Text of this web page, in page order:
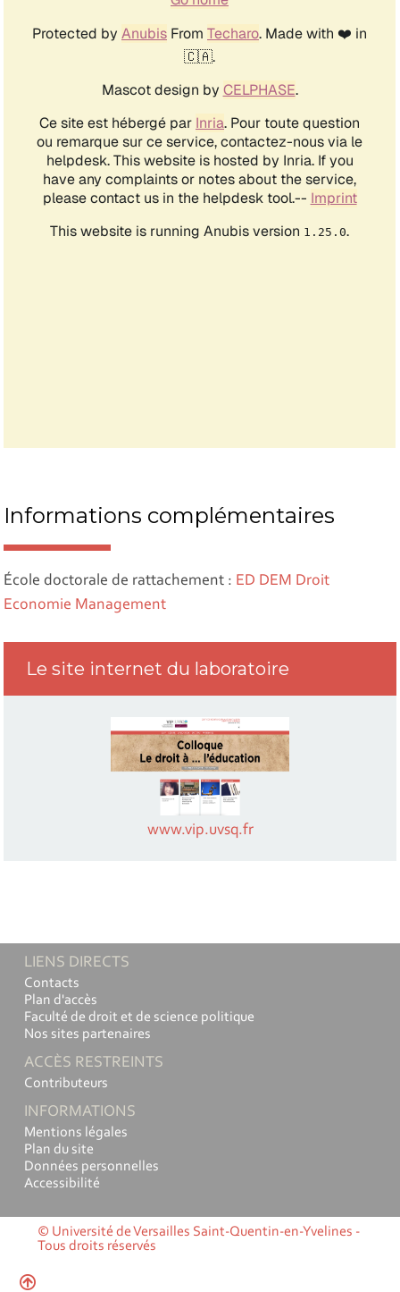
Informations complémentaires
École doctorale de rattachement : ED DEM Droit
Economie Management
Le site internet du laboratoire
www.vip.uvsq.fr
LIENS DIRECTS
Contacts
Plan d'accès
Faculté de droit et de science politique
Nos sites partenaires
ACCÈS RESTREINTS
Contributeurs
INFORMATIONS
Mentions légales
Plan du site
Données personnelles
Accessibilité
© Université de Versailles Saint-Quentin-en-Yvelines -
Tous droits réservés